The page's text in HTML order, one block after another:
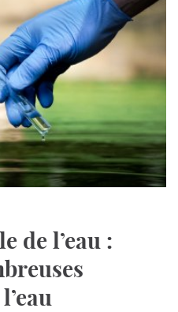
de l’eau :